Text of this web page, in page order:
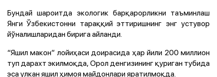
Бундай шароитда экологик барқарорликни таъминлаш
Янги Ўзбекистонни тараққий эттиришнинг энг устувор
йўналишларидан бирига айланди.
“Яшил макон” лойиҳаси доирасида ҳар йили 200 миллион
туп дарахт экилмоқда, Орол денгизининг қуриган тубида
эса улкан яшил ҳимоя майдонлари яратилмоқда.